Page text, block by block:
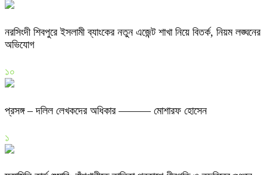
নরসিংদী শিবপুরে ইসলামী ব্যাংকের নতুন এজেন্ট শাখা নিয়ে বিতর্ক, নিয়ম লঙ্ঘনের
অভিযোগ
১০
প্রসঙ্গ – দলিল লেখকদের অধিকার ——— মোশারফ হোসেন
১